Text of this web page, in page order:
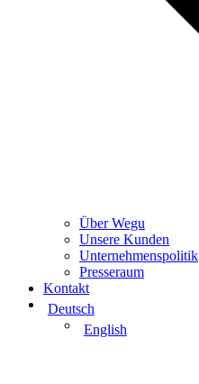
Über Wegu
Unsere Kunden
Unternehmenspolitik
Presseraum
Kontakt
Deutsch
English